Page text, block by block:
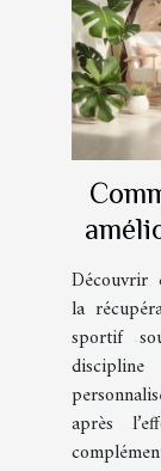
Découvrir
la
sportif
après